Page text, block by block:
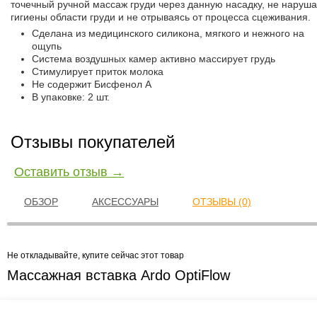
точечный ручной массаж груди через данную насадку, не
гигиены области груди и не отрываясь от процесса сцеживания.
Сделана из медицинского силикона, мягкого и нежного на
ощупь
Система воздушных камер активно массирует грудь
Стимулирует приток молока
Не содержит Бисфенол А
В упаковке: 2 шт.
Отзывы покупателей
Оставить отзыв →
ОБЗОР АКСЕССУАРЫ ОТЗЫВЫ (0)
Не откладывайте, купите сейчас этот товар
Массажная вставка Ardo OptiFlow